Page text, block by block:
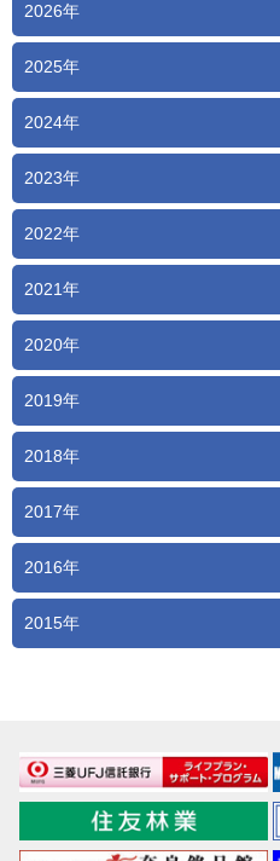
2026年
2025年
2024年
2023年
2022年
2021年
2020年
2019年
2018年
2017年
2016年
2015年